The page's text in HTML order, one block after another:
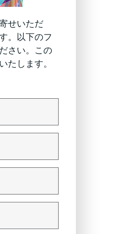
せいただ
。以下のフ
さい。この
たします。